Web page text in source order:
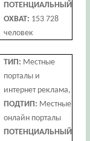
ПОТЕНЦИАЛЬНЫЙ
ОХВАТ: 153 728
человек
ТИП: Местные
порталы и
интернет реклама,
ПОДТИП: Местные
онлайн порталы
ПОТЕНЦИАЛЬНЫЙ